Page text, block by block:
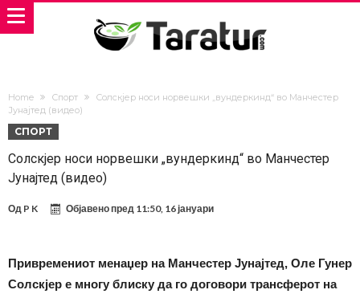
Home Спорт
Солскјер носи норвешки „вундеркинд“ во Манчестер
Јунајтед (видео)
СПОРТ
Солскјер носи норвешки „вундеркинд“ во Манчестер
Јунајтед (видео)
Од P K Објавено пред 11:50, 16 јануари
Привремениот менаџер на Манчестер Јунајтед, Оле Гунер
Солскјер е многу блиску да го договори трансферот на